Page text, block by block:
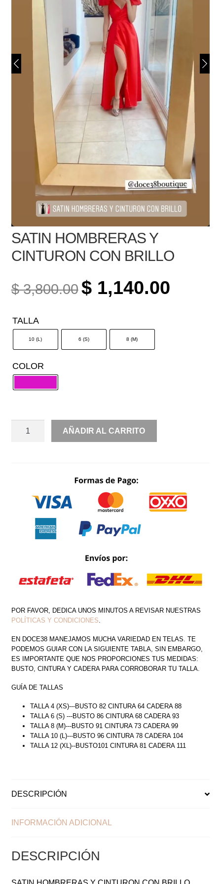
SATIN HOMBRERAS Y
CINTURON CON BRILLO
$3,800.00 ORIGINAL
PRICE
$ 3,800.00.
$1,140.00
TALLA
10 (L) 6 (S) 8 (M)
COLOR
SATIN
HOMBRERAS
BRILLO
CANTIDAD
AÑADIR AL CARRITO
POR FAVOR, DEDICA UNOS MINUTOS A REVISAR NUESTRAS
POLÍTICAS Y CONDICIONES.
EN DOCE38 MANEJAMOS MUCHA VARIEDAD EN TELAS. TE
PODEMOS GUIAR CON LA SIGUIENTE TABLA, SIN EMBARGO,
ES IMPORTANTE QUE NOS PROPORCIONES TUS MEDIDAS:
BUSTO, CINTURA Y CADERA PARA CORROBORAR TU TALLA.
GUÍA DE TALLAS
TALLA 4 (XS)---BUSTO 82 CINTURA 64 CADERA 88
TALLA 6 (S) ---BUSTO 86 CINTURA 68 CADERA 93
TALLA 8 (M)---BUSTO 91 CINTURA 73 CADERA 99
TALLA 10 (L)---BUSTO 96 CINTURA 78 CADERA 104
TALLA 12 (XL)--BUSTO101 CINTURA 81 CADERA 111
DESCRIPCIÓN
INFORMACIÓN ADICIONAL
DESCRIPCIÓN